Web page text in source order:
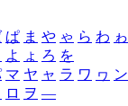
ぱ ま や ゃ ら わ ゎ
よ ょ ろ を
マ ヤ ャ ラ ワ ヮ ン
ロ ヲ ―